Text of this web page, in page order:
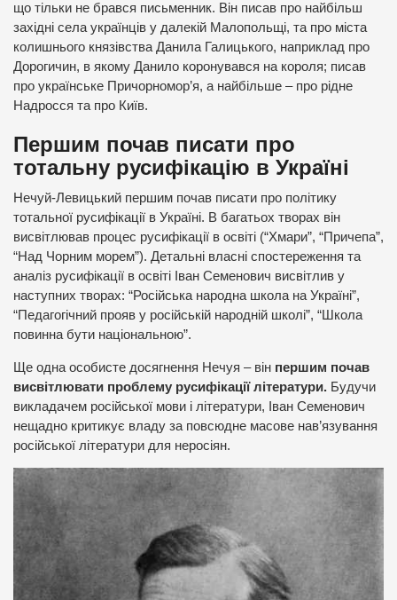
що тільки не брався письменник. Він писав про найбільш
західні села українців у далекій Малопольщі, та про міста
колишнього князівства Данила Галицького, наприклад про
Дорогичин, в якому Данило коронувався на короля; писав
про українське Причорномор’я, а найбільше – про рідне
Надросся та про Київ.
Першим почав писати про
тотальну русифікацію в Україні
Нечуй-Левицький першим почав писати про політику
тотальної русифікації в Україні. В багатьох творах він
висвітлював процес русифікації в освіті (“Хмари”, “Причепа”,
“Над Чорним морем”). Детальні власні спостереження та
аналіз русифікації в освіті Іван Семенович висвітлив у
наступних творах: “Російська народна школа на Україні”,
“Педагогічний прояв у російській народній школі”, “Школа
повинна бути національною”.
Ще одна особисте досягнення Нечуя – він першим почав
висвітлювати проблему русифікації літератури. Будучи
викладачем російської мови і літератури, Іван Семенович
нещадно критикує владу за повсюдне масове нав’язування
російської літератури для неросіян.